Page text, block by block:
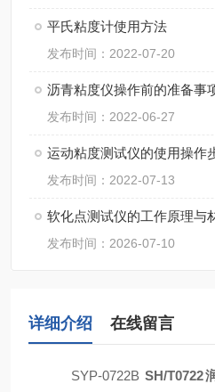
平氏粘度计使用方法
发布时间：2022-07-20
沥青粘度仪操作前的准备事
发布时间：2022-06-27
运动粘度测试仪的使用操作
发布时间：2022-07-13
软化点测试仪的工作原理与
发布时间：2026-07-10
详细介绍 在线留言
SYP-0722B SH/T0722